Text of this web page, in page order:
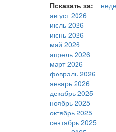
Показать за:
август 2026
июль 2026
июнь 2026
май 2026
апрель 2026
март 2026
февраль 2026
январь 2026
декабрь 2025
ноябрь 2025
октябрь 2025
сентябрь 2025